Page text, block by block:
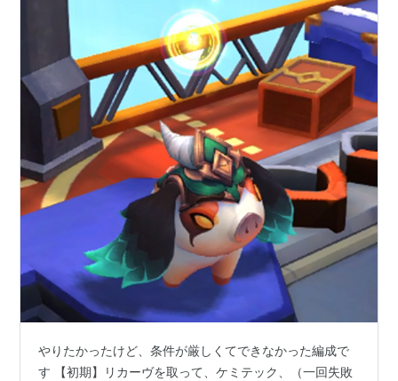
やりたかったけど、条件が厳しくてできなかった編成で
す 【初期】リカーヴを取って、ケミテック、（一回失敗